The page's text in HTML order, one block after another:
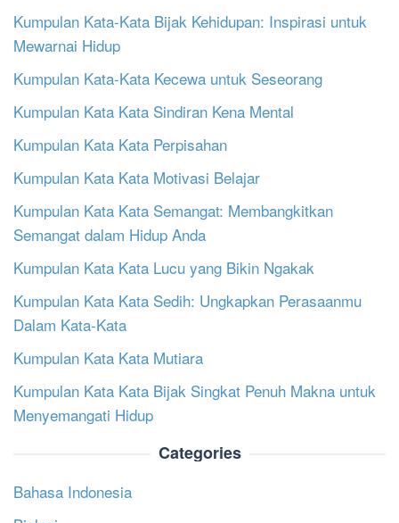
Kumpulan Kata-Kata Bijak Kehidupan: Inspirasi untuk
Mewarnai Hidup
Kumpulan Kata-Kata Kecewa untuk Seseorang
Kumpulan Kata Kata Sindiran Kena Mental
Kumpulan Kata Kata Perpisahan
Kumpulan Kata Kata Motivasi Belajar
Kumpulan Kata Kata Semangat: Membangkitkan
Semangat dalam Hidup Anda
Kumpulan Kata Kata Lucu yang Bikin Ngakak
Kumpulan Kata Kata Sedih: Ungkapkan Perasaanmu
Dalam Kata-Kata
Kumpulan Kata Kata Mutiara
Kumpulan Kata Kata Bijak Singkat Penuh Makna untuk
Menyemangati Hidup
Categories
Bahasa Indonesia